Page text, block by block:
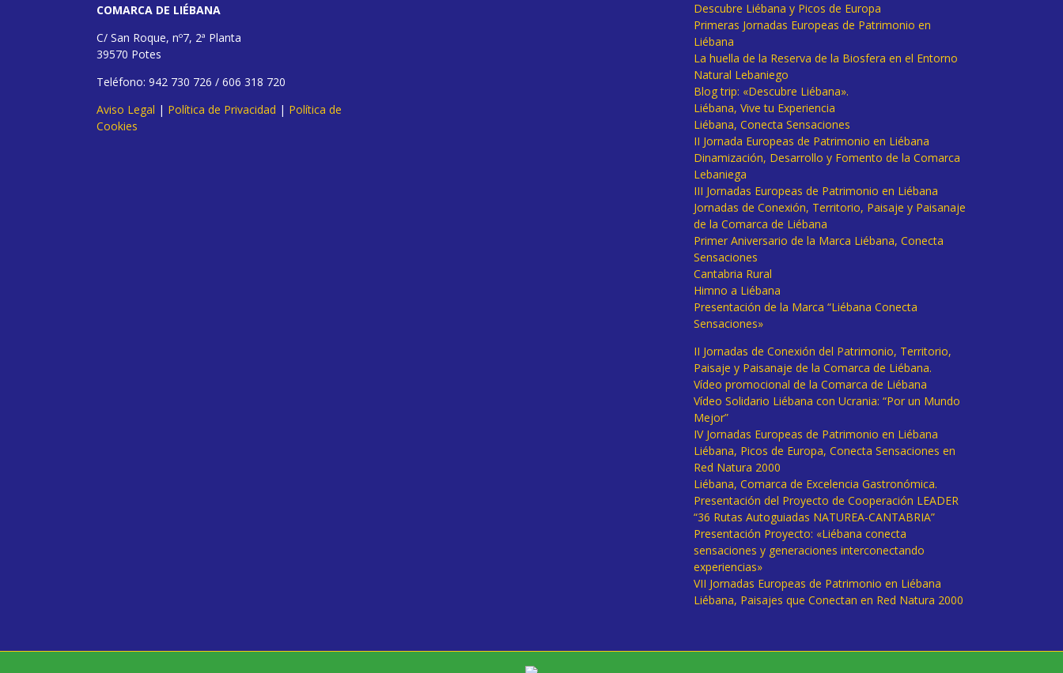
COMARCA DE LIÉBANA
C/ San Roque, nº7, 2ª Planta
39570 Potes
Teléfono: 942 730 726 / 606 318 720
Aviso Legal | Política de Privacidad | Política de
Cookies
Descubre Liébana y Picos de Europa
Primeras Jornadas Europeas de Patrimonio en
Liébana
La huella de la Reserva de la Biosfera en el Entorno
Natural Lebaniego
Blog trip: «Descubre Liébana».
Liébana, Vive tu Experiencia
Liébana, Conecta Sensaciones
II Jornada Europeas de Patrimonio en Liébana
Dinamización, Desarrollo y Fomento de la Comarca
Lebaniega
III Jornadas Europeas de Patrimonio en Liébana
Jornadas de Conexión, Territorio, Paisaje y Paisanaje
de la Comarca de Liébana
Primer Aniversario de la Marca Liébana, Conecta
Sensaciones
Cantabria Rural
Himno a Liébana
Presentación de la Marca “Liébana Conecta
Sensaciones»
II Jornadas de Conexión del Patrimonio, Territorio,
Paisaje y Paisanaje de la Comarca de Liébana.
Vídeo promocional de la Comarca de Liébana
Vídeo Solidario Liébana con Ucrania: “Por un Mundo
Mejor”
IV Jornadas Europeas de Patrimonio en Liébana
Liébana, Picos de Europa, Conecta Sensaciones en
Red Natura 2000
Liébana, Comarca de Excelencia Gastronómica.
Presentación del Proyecto de Cooperación LEADER
“36 Rutas Autoguiadas NATUREA-CANTABRIA”
Presentación Proyecto: «Liébana conecta
sensaciones y generaciones interconectando
experiencias»
VII Jornadas Europeas de Patrimonio en Liébana
Liébana, Paisajes que Conectan en Red Natura 2000